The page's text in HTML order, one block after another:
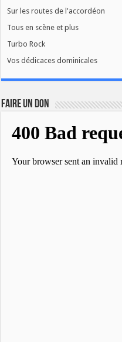
Sur les routes de l'accordéon
Tous en scène et plus
Turbo Rock
Vos dédicaces dominicales
FAIRE UN DON